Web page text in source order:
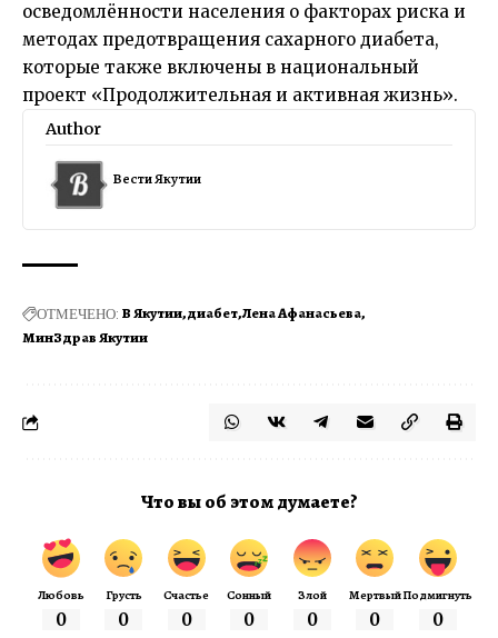
осведомлённости населения о факторах риска и
методах предотвращения сахарного диабета,
которые также включены в национальный
проект «Продолжительная и активная жизнь».
Author
Вести Якутии
ОТМЕЧЕНО: В Якутии диабет Лена Афанасьева
МинЗдрав Якутии
Что вы об этом думаете?
Любовь
0
Грусть
0
Счастье
0
Сонный
0
Злой
0
Мертвый
0
Подмигнуть
0